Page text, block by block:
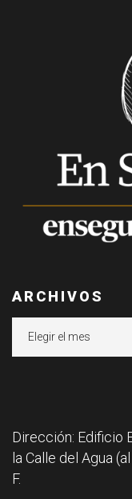
ARCHIVOS
Dirección: Edificio
la Calle del Agua
F.